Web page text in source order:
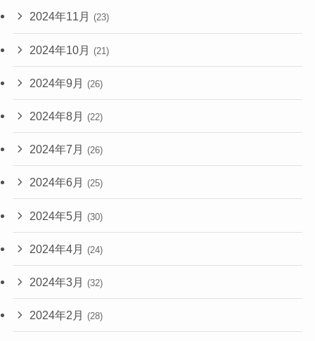
2024年11月 (23)
2024年10月 (21)
2024年9月 (26)
2024年8月 (22)
2024年7月 (26)
2024年6月 (25)
2024年5月 (30)
2024年4月 (24)
2024年3月 (32)
2024年2月 (28)